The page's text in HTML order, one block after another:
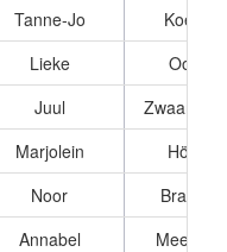
Tanne-Jo
Lieke
Ooij,
Juul
Zwaan,
Marjolein
Noor
Annabel